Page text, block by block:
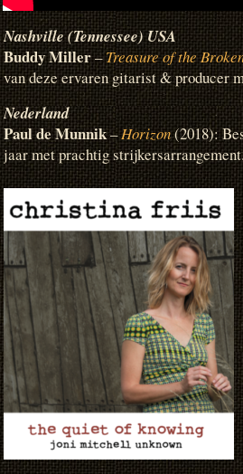
Nashville (Tennessee) USA
Buddy Miller–Treasure of the
van deze ervaren gitarist & producer
Nederland
Paul de Munnik–Horizon(2018):
jaar met prachtig